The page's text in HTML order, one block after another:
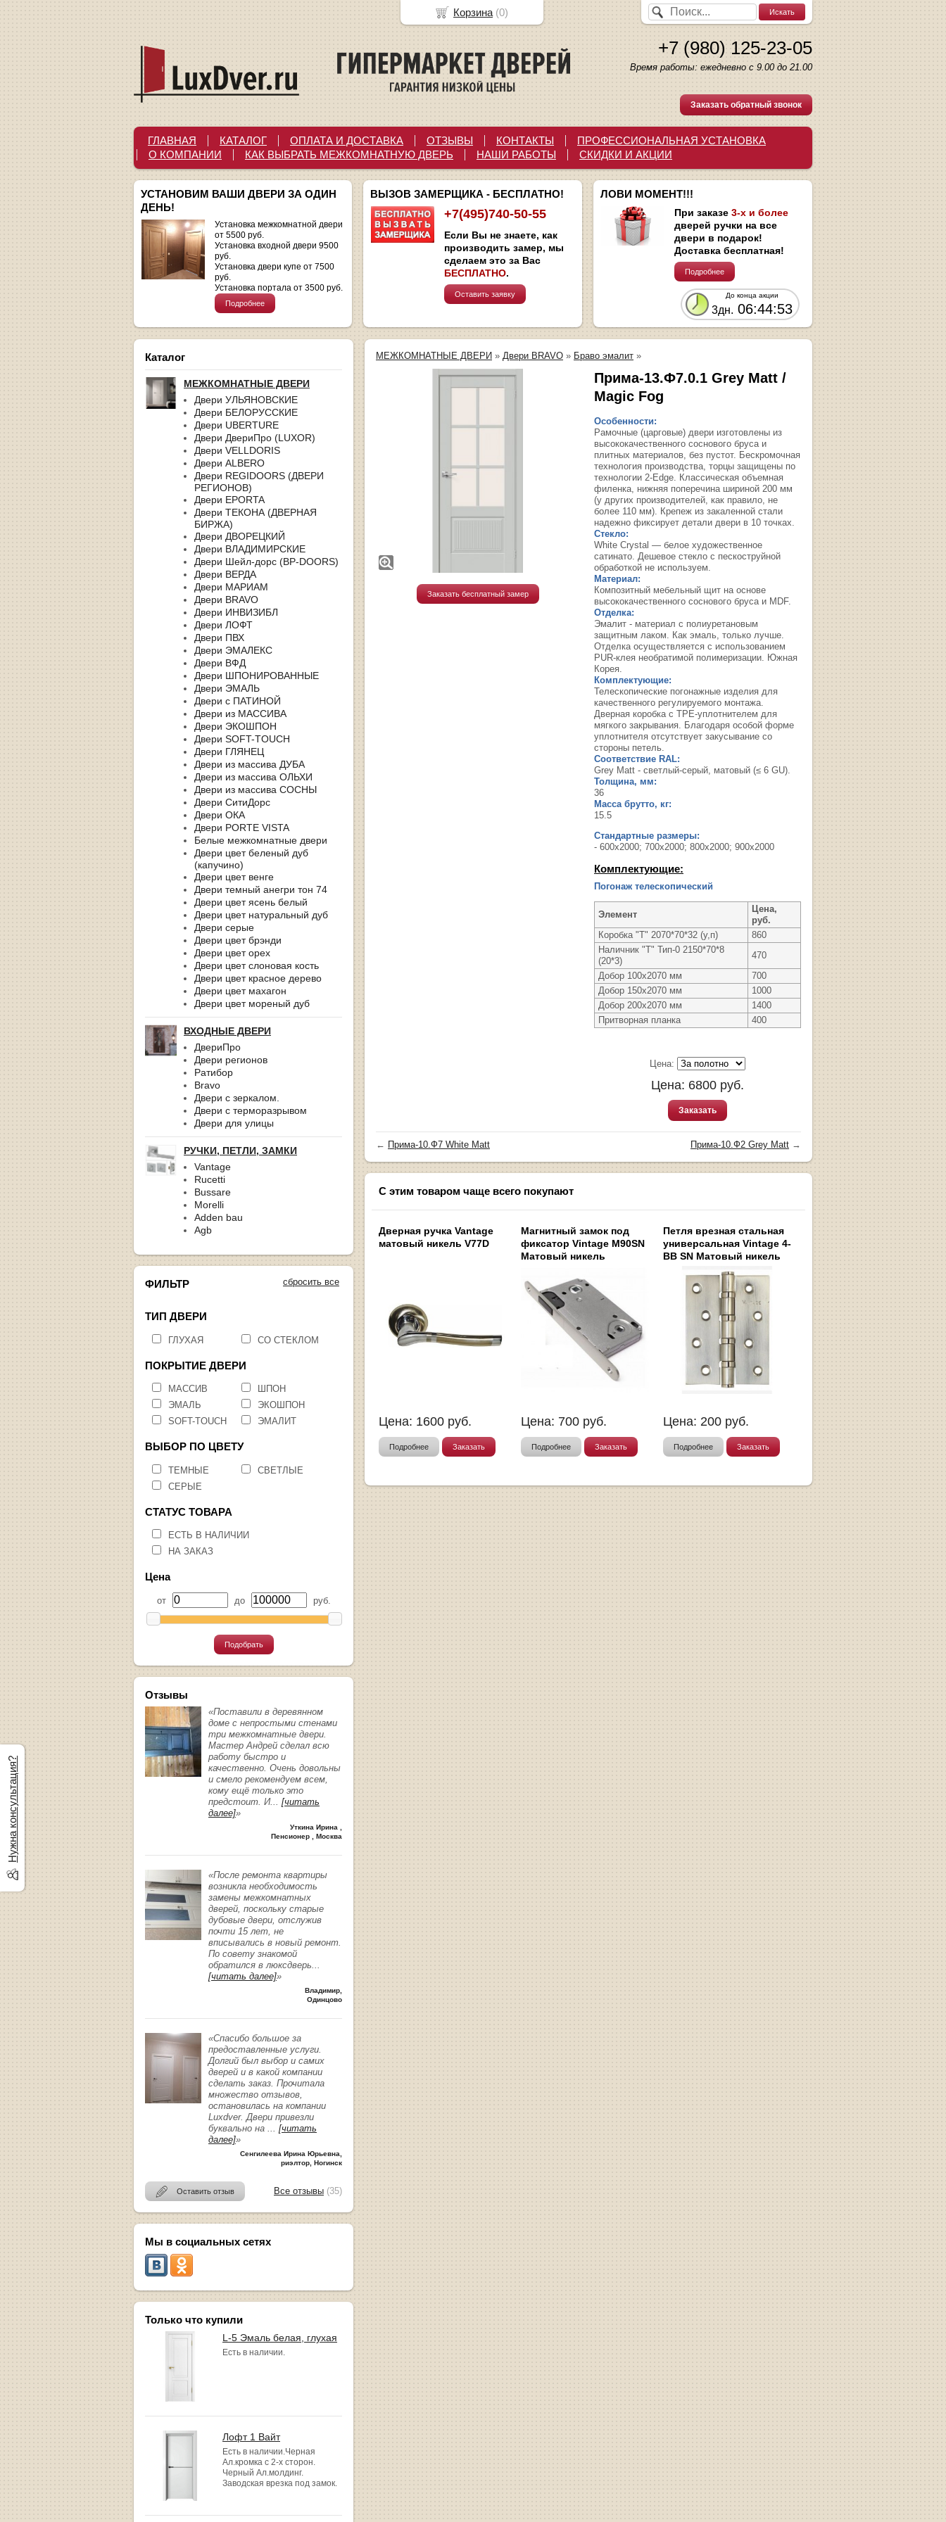
+7 (980) 125-23-05
Время работы: ежедневно с 9.00 до 21.00
Заказать обратный звонок
ГЛАВНАЯ КАТАЛОГ ОПЛАТА И ДОСТАВКА ОТЗЫВЫ КОНТАКТЫ
ПРОФЕССИОНАЛЬНАЯ УСТАНОВКА
О КОМПАНИИ
КАК ВЫБРАТЬ МЕЖКОМНАТНУЮ ДВЕРЬ НАШИ РАБОТЫ СКИДКИ И АКЦИИ
УСТАНОВИМ ВАШИ ДВЕРИ ЗА ОДИН
ДЕНЬ!
Установка межкомнатной двери
от 5500 руб.
Установка входной двери 9500
руб.
Установка двери купе от 7500
руб.
Установка портала от 3500 руб.
Подробнее
ВЫЗОВ ЗАМЕРЩИКА - БЕСПЛАТНО!
+7(495)740-50-55
Если Вы не знаете, как
производить замер, мы
сделаем это за Вас
БЕСПЛАТНО.
Оставить заявку
ЛОВИ МОМЕНТ!!!
При заказе 3-х и более
дверей ручки на все
двери в подарок!
Доставка бесплатная!
Подробнее
До конца акции
3дн. 06:44:52
Каталог
МЕЖКОМНАТНЫЕ ДВЕРИ
Двери УЛЬЯНОВСКИЕ
Двери БЕЛОРУССКИЕ
Двери UBERTURE
Двери ДвериПро (LUXOR)
Двери VELLDORIS
Двери ALBERO
Двери REGIDOORS (ДВЕРИ
РЕГИОНОВ)
Двери EPORTA
Двери ТЕКОНА (ДВЕРНАЯ
БИРЖА)
Двери ДВОРЕЦКИЙ
Двери ВЛАДИМИРСКИЕ
Двери Шейл-дорс (BP-DOORS)
Двери ВЕРДА
Двери МАРИАМ
Двери BRAVO
Двери ИНВИЗИБЛ
Двери ЛОФТ
Двери ПВХ
Двери ЭМАЛЕКС
Двери ВФД
Двери ШПОНИРОВАННЫЕ
Двери ЭМАЛЬ
Двери с ПАТИНОЙ
Двери из МАССИВА
Двери ЭКОШПОН
Двери SOFT-TOUCH
Двери ГЛЯНЕЦ
Двери из массива ДУБА
Двери из массива ОЛЬХИ
Двери из массива СОСНЫ
Двери СитиДорс
Двери ОКА
Двери PORTE VISTA
Белые межкомнатные двери
Двери цвет беленый дуб
(капучино)
Двери цвет венге
Двери темный анегри тон 74
Двери цвет ясень белый
Двери цвет натуральный дуб
Двери серые
Двери цвет брэнди
Двери цвет орех
Двери цвет слоновая кость
Двери цвет красное дерево
Двери цвет махагон
Двери цвет мореный дуб
ВХОДНЫЕ ДВЕРИ
ДвериПро
Двери регионов
Ратибор
Bravo
Двери с зеркалом.
Двери с терморазрывом
Двери для улицы
РУЧКИ, ПЕТЛИ, ЗАМКИ
Vantage
Rucetti
Bussare
Morelli
Adden bau
Agb
сбросить все
ФИЛЬТР
ТИП ДВЕРИ
ГЛУХАЯ СО СТЕКЛОМ
ПОКРЫТИЕ ДВЕРИ
МАССИВ
ШПОН
ЭМАЛЬ
ЭКОШПОН
SOFT-TOUCH
ЭМАЛИТ
ВЫБОР ПО ЦВЕТУ
ТЕМНЫЕ
СВЕТЛЫЕ
СЕРЫЕ
СТАТУС ТОВАРА
ЕСТЬ В НАЛИЧИИ
НА ЗАКАЗ
Цена
от до руб.
Подобрать
Отзывы
«Поставили в деревянном
доме с непростыми стенами
три межкомнатные двери.
Мастер Андрей сделал всю
работу быстро и
качественно. Очень довольны
и смело рекомендуем всем,
кому ещё только это
предстоит. И... [читать
далее]»
Уткина Ирина ,
Пенсионер , Москва
«После ремонта квартиры
возникла необходимость
замены межкомнатных
дверей, поскольку старые
дубовые двери, отслужив
почти 15 лет, не
вписывались в новый ремонт.
По совету знакомой
обратился в люксдверь...
[читать далее]»
Владимир,
Одинцово
«Спасибо большое за
предоставленные услуги.
Долгий был выбор и самих
дверей и в какой компании
сделать заказ. Прочитала
множество отзывов,
остановилась на компании
Luxdver. Двери привезли
буквально на ... [читать
далее]»
Сенгилеева Ирина Юрьевна,
риэлтор, Ногинск
Оставить отзыв Все отзывы (35)
Мы в социальных сетях
Только что купили
L-5 Эмаль белая, глухая
Есть в наличии.
Лофт 1 Вайт
Есть в наличии.Черная
Ал.кромка с 2-х сторон.
Черный Ал.молдинг.
Заводская врезка под замок.
МЕЖКОМНАТНЫЕ ДВЕРИ » Двери BRAVO » Браво эмалит »
Заказать бесплатный замер
Прима-13.Ф7.0.1 Grey Matt /
Magic Fog
Особенности:
Рамочные (царговые) двери изготовлены из
высококачественного соснового бруса и
плитных материалов, без пустот. Бескромочная
технология производства, торцы защищены по
технологии 2-Edge. Классическая объемная
филенка, нижняя поперечина шириной 200 мм
(у других производителей, как правило, не
более 110 мм). Крепеж из закаленной стали
надежно фиксирует детали двери в 10 точках.
Стекло:
White Сrystal — белое художественное
сатинато. Дешевое стекло с пескоструйной
обработкой не используем.
Материал:
Композитный мебельный щит на основе
высококачественного соснового бруса и MDF.
Отделка:
Эмалит - материал с полиуретановым
защитным лаком. Как эмаль, только лучше.
Отделка осуществляется с использованием
PUR-клея необратимой полимеризации. Южная
Корея.
Комплектующие:
Телескопические погонажные изделия для
качественного регулируемого монтажа.
Дверная коробка с TPE-уплотнителем для
мягкого закрывания. Благодаря особой форме
уплотнителя отсутствует закусывание со
стороны петель.
Соответствие RAL:
Grey Matt - светлый-серый, матовый (≤ 6 GU).
Толщина, мм:
36
Масса брутто, кг:
15.5
Стандартные размеры:
- 600х2000; 700х2000; 800х2000; 900х2000
Комплектующие:
Погонаж телескопический
Элемент
Цена,
руб.
Коробка "Т" 2070*70*32 (у,п)
860
Наличник "Т" Тип-0 2150*70*8
(20*3)
470
Добор 100х2070 мм
700
Добор 150х2070 мм
1000
Добор 200х2070 мм
1400
Притворная планка
400
Цена:
Цена: 6800 руб.
Заказать
← Прима-10.Ф7 White Matt Прима-10.Ф2 Grey Matt →
С этим товаром чаще всего покупают
Дверная ручка Vantage
матовый никель V77D
Цена: 1600 руб.
Подробнее Заказать
Магнитный замок под
фиксатор Vintage M90SN
Матовый никель
Цена: 700 руб.
Подробнее Заказать
Петля врезная стальная
универсальная Vintage 4-
BB SN Матовый никель
Цена: 200 руб.
Подробнее Заказать
Нужна консультация?
Корзина (0)